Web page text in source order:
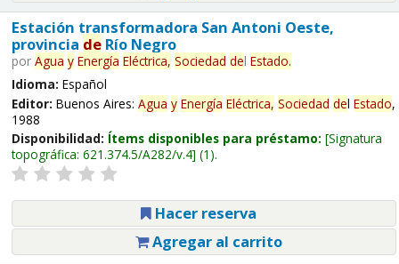
Estación transformadora San Antoni Oeste,
provincia deRío Negro
por Agua y Energía Eléctrica, Sociedad del Estado.
Idioma: Español
Editor: Buenos Aires: Agua y Energía Eléctrica, Sociedad del Estado,
1988
Disponibilidad: Ítems disponibles para préstamo: Signatura
topográfica: 621.374.5/A282/v.4 (1).
Hacer reserva
Agregar al carrito